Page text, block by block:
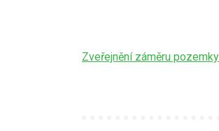
Zveřejnění záměru